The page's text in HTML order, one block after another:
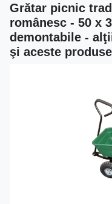
Grătar picnic
românesc - 50 x
demontabile -
şi aceste produse